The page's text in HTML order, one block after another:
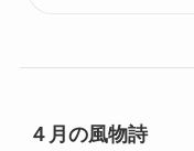
４月の風物詩